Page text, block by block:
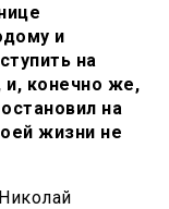
и
на
и, конечно же,
на
жизни не